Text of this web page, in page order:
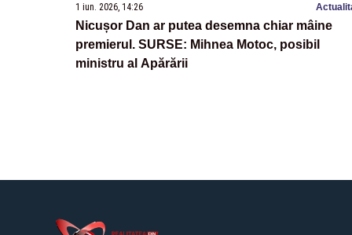
1 iun. 2026, 14:26
Nicușor Dan ar putea desemna chiar mâine
premierul. SURSE: Mihnea Motoc, posibil
ministru al Apărării